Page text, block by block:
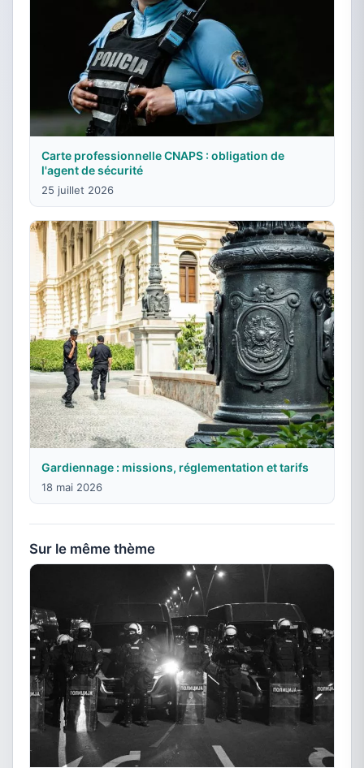
Carte professionnelle CNAPS : obligation de
l'agent de sécurité
25 juillet 2026
Gardiennage : missions, réglementation et tarifs
18 mai 2026
Sur le même thème